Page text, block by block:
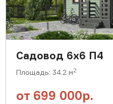
Садовод 6х6 П4
Площадь: 34.2 м2
от 699 000р.